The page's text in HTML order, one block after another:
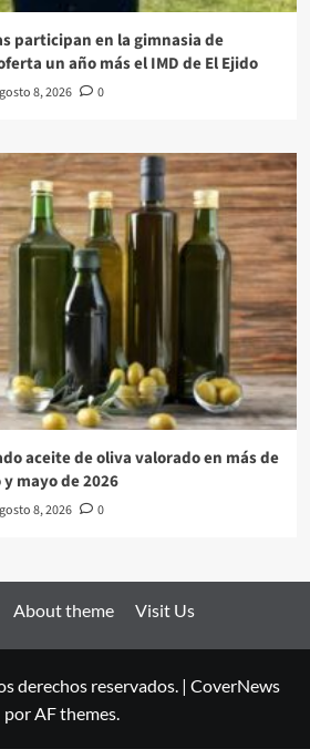
participan en la gimnasia de
un año más el IMD de El Ejido
8, 2026 0
aceite de oliva valorado en más de
mayo de 2026
8, 2026 0
About theme Visit Us
derechos reservados. | CoverNews
por AF themes.